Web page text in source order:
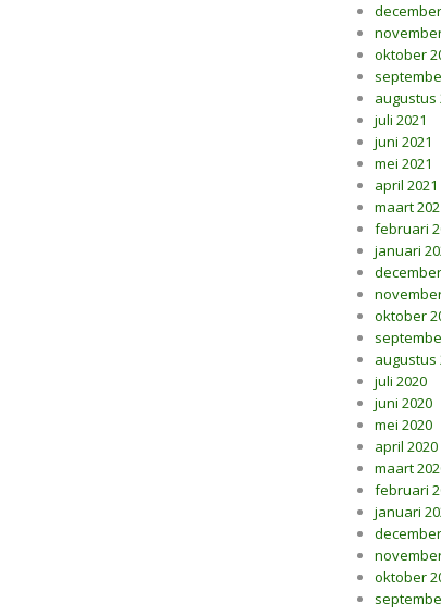
oktober
augustus
juli 2021
juni 2021
mei 2021
april 2021
maart
februari
januari
oktober
augustus
juli 2020
juni 2020
mei 2020
april 2020
maart
februari
januari
oktober